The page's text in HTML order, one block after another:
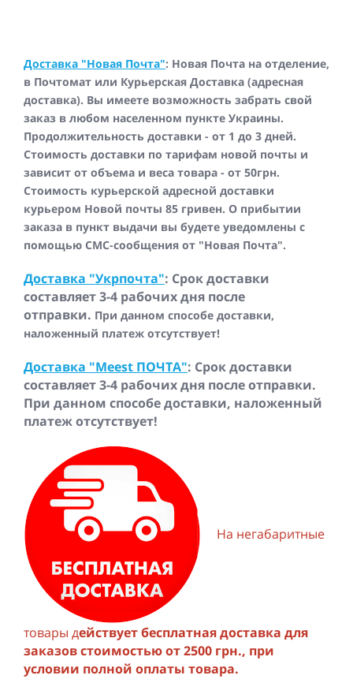
Доставка "Новая Почта": Новая Почта на отделение,
в Почтомат или Курьерская Доставка (адресная
доставка). Вы имеете возможность забрать свой
заказ в любом населенном пункте Украины.
Продолжительность доставки - от 1 до 3 дней.
Стоимость доставки по тарифам новой почты и
зависит от объема и веса товара - от 50грн.
Стоимость курьерской адресной доставки
курьером Новой почты 85 гривен. О прибытии
заказа в пункт выдачи вы будете уведомлены с
помощью СМС-сообщения от "Новая Почта".
Доставка "Укрпочта": Срок доставки
составляет 3-4 рабочих дня после
отправки. При данном способе доставки,
наложенный платеж отсутствует!
Доставка "Meest ПОЧТА": Срок доставки
составляет 3-4 рабочих дня после отправки.
При данном способе доставки, наложенный
платеж отсутствует!
На негабаритные
товары действует бесплатная доставка для
заказов стоимостью от 2500 грн., при
условии полной оплаты товара.